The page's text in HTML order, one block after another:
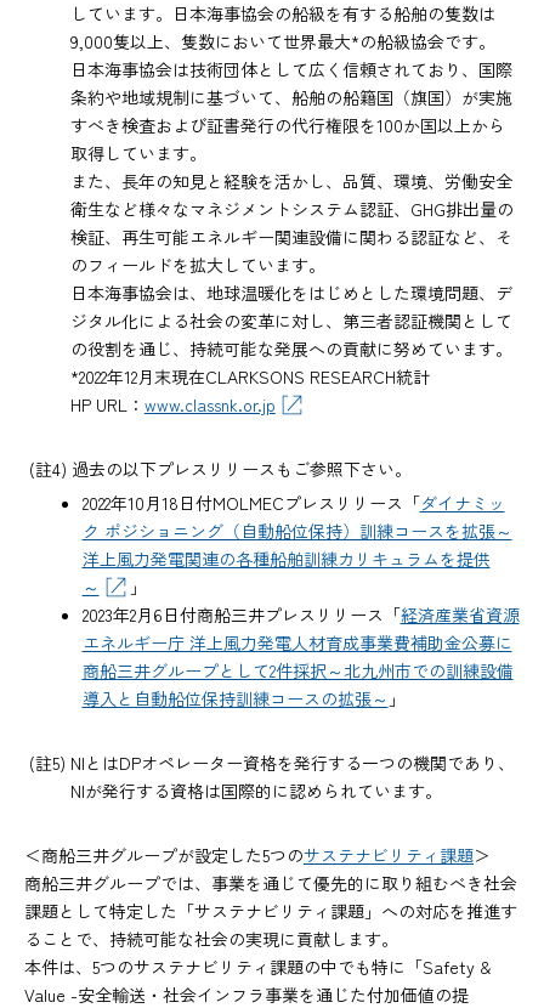
しています。日本海事協会の船級を有する船舶の隻数は
9,000隻以上、隻数において世界最大*の船級協会です。
日本海事協会は技術団体として広く信頼されており、国際
条約や地域規制に基づいて、船舶の船籍国（旗国）が実施
すべき検査および証書発行の代行権限を100か国以上から
取得しています。
また、長年の知見と経験を活かし、品質、環境、労働安全
衛生など様々なマネジメントシステム認証、GHG排出量の
検証、再生可能エネルギー関連設備に関わる認証など、そ
のフィールドを拡大しています。
日本海事協会は、地球温暖化をはじめとした環境問題、デ
ジタル化による社会の変革に対し、第三者認証機関として
の役割を通じ、持続可能な発展への貢献に努めています。
*2022年12月末現在CLARKSONS RESEARCH統計
HP URL： www.classnk.or.jp
(註4) 過去の以下プレスリリースもご参照下さい。
2022年10月18日付MOLMECプレスリリース「ダイナミッ
ク ポジショニング（自動船位保持）訓練コースを拡張～
洋上風力発電関連の各種船舶訓練カリキュラムを提供
～
」
2023年2月6日付商船三井プレスリリース「経済産業省資源
エネルギー庁 洋上風力発電人材育成事業費補助金公募に
商船三井グループとして2件採択～北九州市での訓練設備
導入と自動船位保持訓練コースの拡張～ 」
(註5) NIとはDPオペレーター資格を発行する一つの機関であり、
NIが発行する資格は国際的に認められています。
＜商船三井グループが設定した5つのサステナビリティ課題＞
商船三井グループでは、事業を通じて優先的に取り組むべき社会
課題として特定した「サステナビリティ課題」への対応を推進す
ることで、持続可能な社会の実現に貢献します。
本件は、5つのサステナビリティ課題の中でも特に「Safety &
Value -安全輸送・社会インフラ事業を通じた付加価値の提